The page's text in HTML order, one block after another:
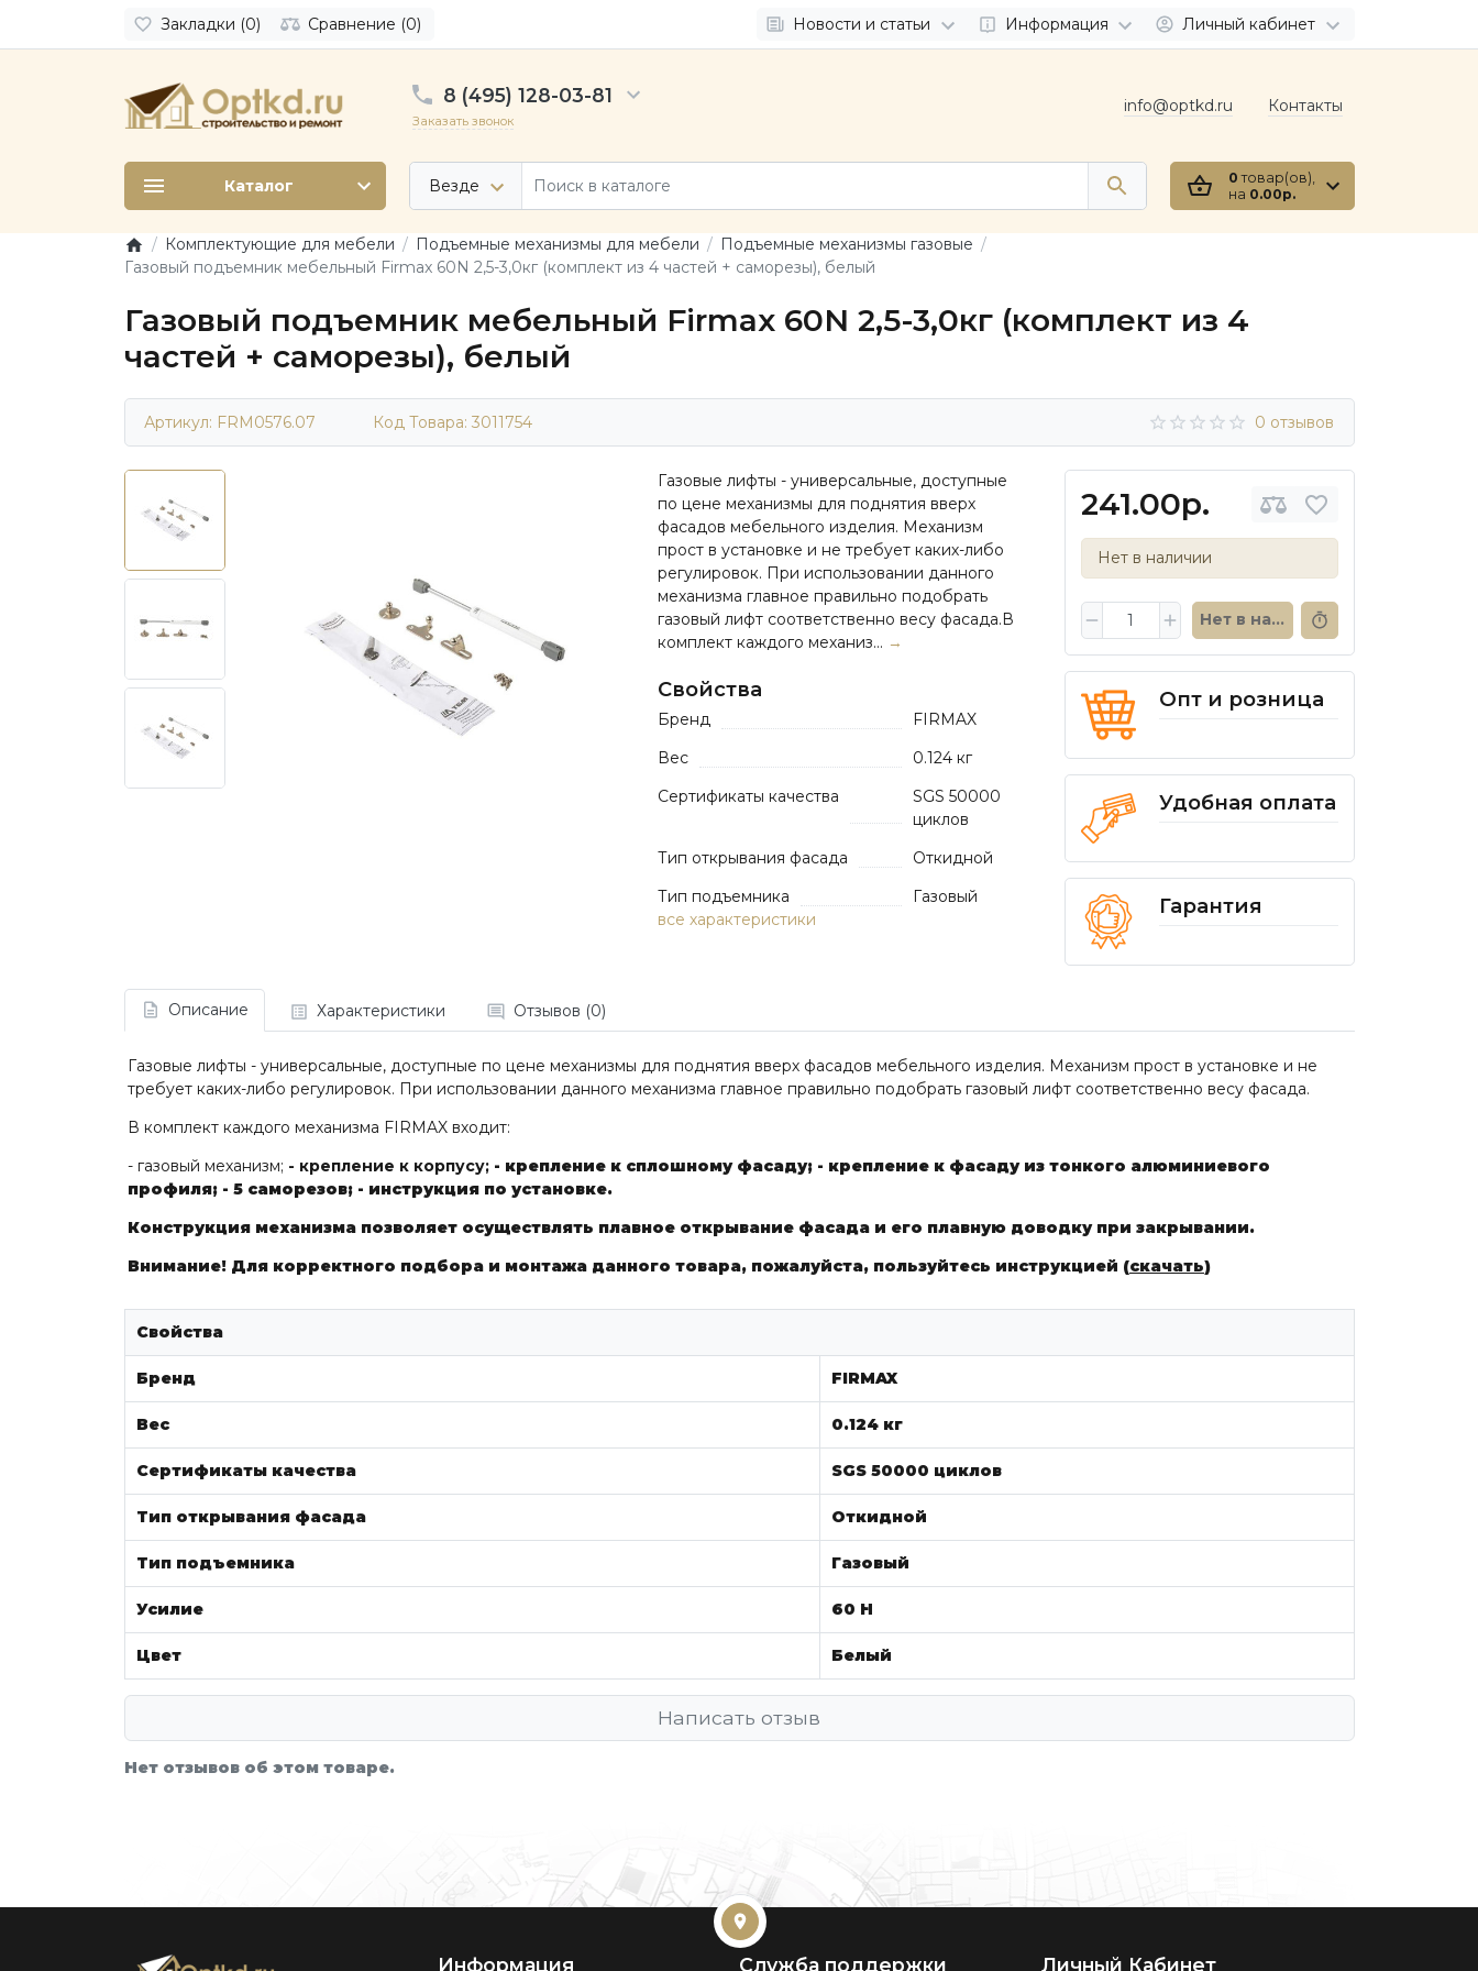
Закладки (0) Сравнение (0) Новости и статьи Информация Личный кабинет
8 (495) 128-03-81
Заказать звонок
Везде
info@optkd.ru Контакты
0 товар(ов),
на 0.00р.
Каталог
Комплектующие для мебели Подъемные механизмы для мебели
Подъемные механизмы газовые
Газовый подъемник мебельный Firmax 60N 2,5-3,0кг (комплект из 4 частей + саморезы), белый
Газовый подъемник мебельный Firmax 60N 2,5-3,0кг (комплект из 4
частей + саморезы), белый
Артикул: FRM0576.07 Код Товара: 3011754 0 отзывов
241.00р.
Нет в наличии
Нет в наличии
Опт и розница
Удобная оплата
Гарантия
Газовые лифты - универсальные, доступные
по цене механизмы для поднятия вверх
фасадов мебельного изделия. Механизм
прост в установке и не требует каких-либо
регулировок. При использовании данного
механизма главное правильно подобрать
газовый лифт соответственно весу фасада.В
комплект каждого механиз... →
Свойства
Бренд
FIRMAX
Вес
0.124 кг
Сертификаты качества
SGS 50000
циклов
Тип открывания фасада
Откидной
Тип подъемника
Газовый
все характеристики
Описание Характеристики Отзывов (0)
Газовые лифты - универсальные, доступные по цене механизмы для поднятия вверх фасадов мебельного изделия. Механизм прост в установке и не
требует каких-либо регулировок. При использовании данного механизма главное правильно подобрать газовый лифт соответственно весу фасада.
В комплект каждого механизма FIRMAX входит:
- газовый механизм; - крепление к корпусу; - крепление к сплошному фасаду; - крепление к фасаду из тонкого алюминиевого
профиля; - 5 саморезов; - инструкция по установке.
Конструкция механизма позволяет осуществлять плавное открывание фасада и его плавную доводку при закрывании.
Внимание! Для корректного подбора и монтажа данного товара, пожалуйста, пользуйтесь инструкцией (скачать)
Свойства
Бренд FIRMAX
Вес 0.124 кг
Сертификаты качества SGS 50000 циклов
Тип открывания фасада Откидной
Тип подъемника Газовый
Усилие 60 Н
Цвет Белый
Написать отзыв
Нет отзывов об этом товаре.
Информация Служба поддержки Личный Кабинет